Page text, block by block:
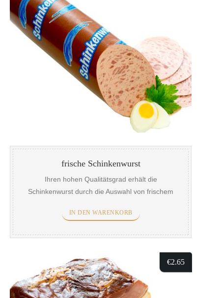
frische Schinkenwurst
Ihren hohen Qualitätsgrad erhält die
Schinkenwurst durch die Auswahl von frischem
ausgerichtete Würzung garantiert beim Verzehr
IN DEN WARENKORB
€2.65